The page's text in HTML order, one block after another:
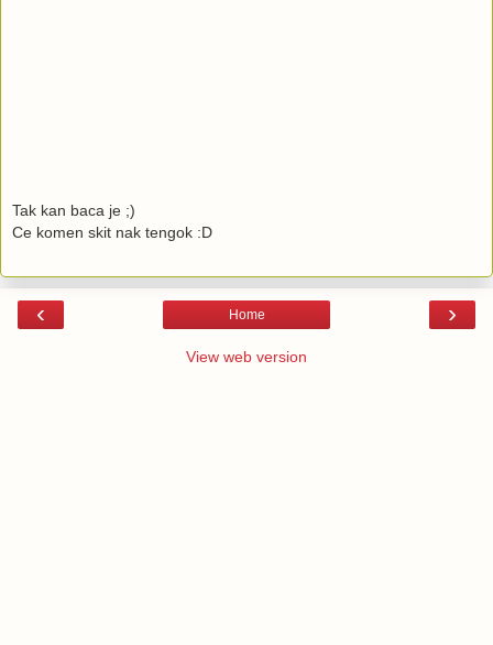
Tak kan baca je ;)
Ce komen skit nak tengok :D
‹ ›
Home
View web version